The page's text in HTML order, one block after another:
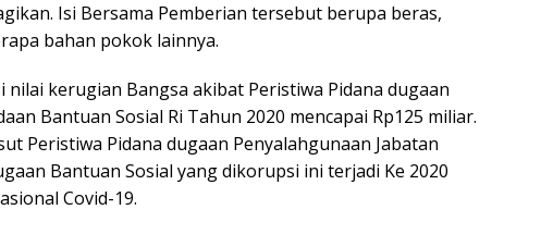
Isi Bersama Pemberian tersebut berupa beras,
bahan pokok lainnya.
nilai kerugian Bangsa akibat Peristiwa Pidana dugaan
Bantuan Sosial Ri Tahun 2020 mencapai Rp125 miliar.
Peristiwa Pidana dugaan Penyalahgunaan Jabatan
Bantuan Sosial yang dikorupsi ini terjadi Ke 2020
Covid-19.